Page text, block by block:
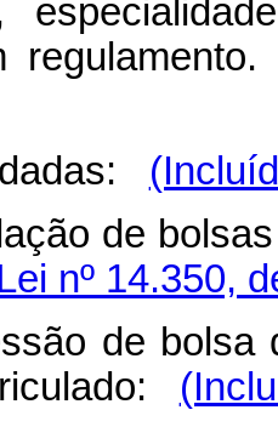
regulamento.
de
nº 14.350,
de bolsa